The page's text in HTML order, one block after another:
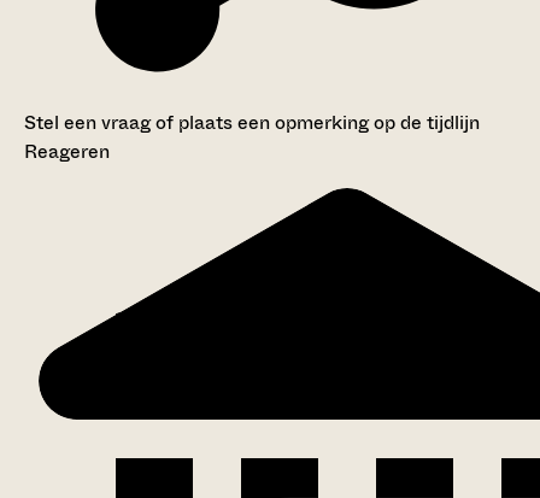
Stel een vraag of plaats een opmerking op de tijdlijn
Reageren